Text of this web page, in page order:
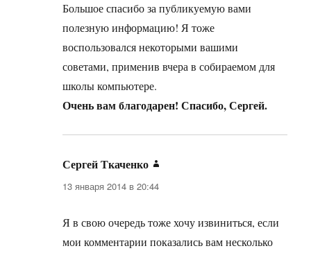
Большое спасибо за публикуемую вами
полезную информацию! Я тоже
воспользовался некоторыми вашими
советами, применив вчера в собираемом для
школы компьютере.
Очень вам благодарен! Спасибо, Сергей.
Сергей Ткаченко
13 января 2014 в 20:44
Я в свою очередь тоже хочу извиниться, если
мои комментарии показались вам несколько